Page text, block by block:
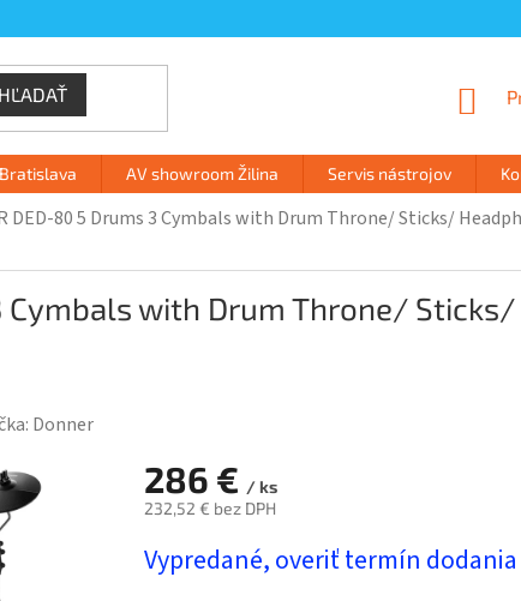
HĽADAŤ
AV showroom Žilina Servis nástrojov
DED-80 5 Drums 3 Cymbals with Drum Throne/ Sticks/
Cymbals with Drum Throne/ Sticks/
Donner
286 € / ks
232,52 € bez DPH
cena:
Vypredané, overiť termín dodania